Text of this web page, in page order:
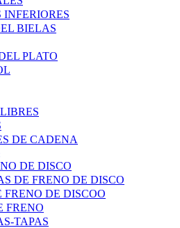
INFERIORES
BIELAS
PLATO
DE CADENA
DE DISCO
DE FRENO DE DISCO
FRENO DE DISCOO
FRENO
TAPAS